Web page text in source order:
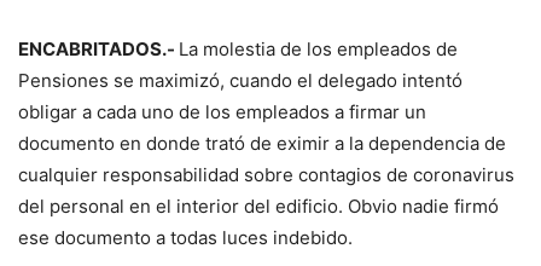
ENCABRITADOS.- La molestia de los empleados de
Pensiones se maximizó, cuando el delegado intentó
obligar a cada uno de los empleados a firmar un
documento en donde trató de eximir a la dependencia de
cualquier responsabilidad sobre contagios de coronavirus
del personal en el interior del edificio. Obvio nadie firmó
ese documento a todas luces indebido.